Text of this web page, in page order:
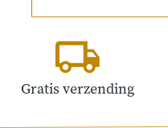
Gratis verzending